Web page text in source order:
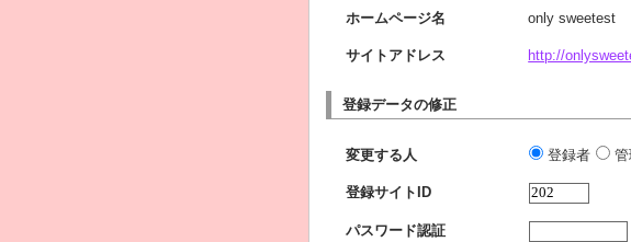
ホームページ名 only sweetest
サイトアドレス http://
登録データの修正
変更する人 登録者 管
登録サイトID
パスワード認証